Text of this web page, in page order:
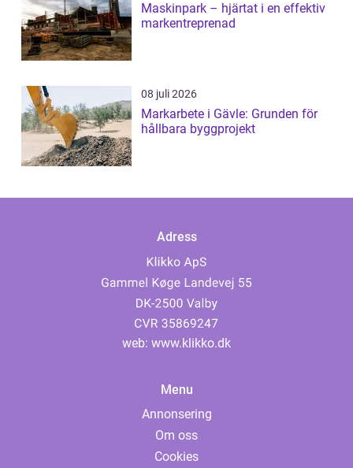
Maskinpark – hjärtat i en effektiv
markentreprenad
08 juli 2026
Markarbete i Gävle: Grunden för
hållbara byggprojekt
Adress
web: www.klikko.dk
Menu
Annonsering
Om oss
Cookies